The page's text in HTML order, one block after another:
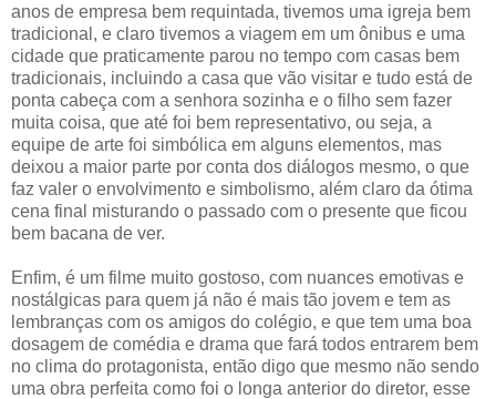
anos de empresa bem requintada, tivemos uma igreja bem
tradicional, e claro tivemos a viagem em um ônibus e uma
cidade que praticamente parou no tempo com casas bem
tradicionais, incluindo a casa que vão visitar e tudo está de
ponta cabeça com a senhora sozinha e o filho sem fazer
muita coisa, que até foi bem representativo, ou seja, a
equipe de arte foi simbólica em alguns elementos, mas
deixou a maior parte por conta dos diálogos mesmo, o que
faz valer o envolvimento e simbolismo, além claro da ótima
cena final misturando o passado com o presente que ficou
bem bacana de ver.
Enfim, é um filme muito gostoso, com nuances emotivas e
nostálgicas para quem já não é mais tão jovem e tem as
lembranças com os amigos do colégio, e que tem uma boa
dosagem de comédia e drama que fará todos entrarem bem
no clima do protagonista, então digo que mesmo não sendo
uma obra perfeita como foi o longa anterior do diretor, esse